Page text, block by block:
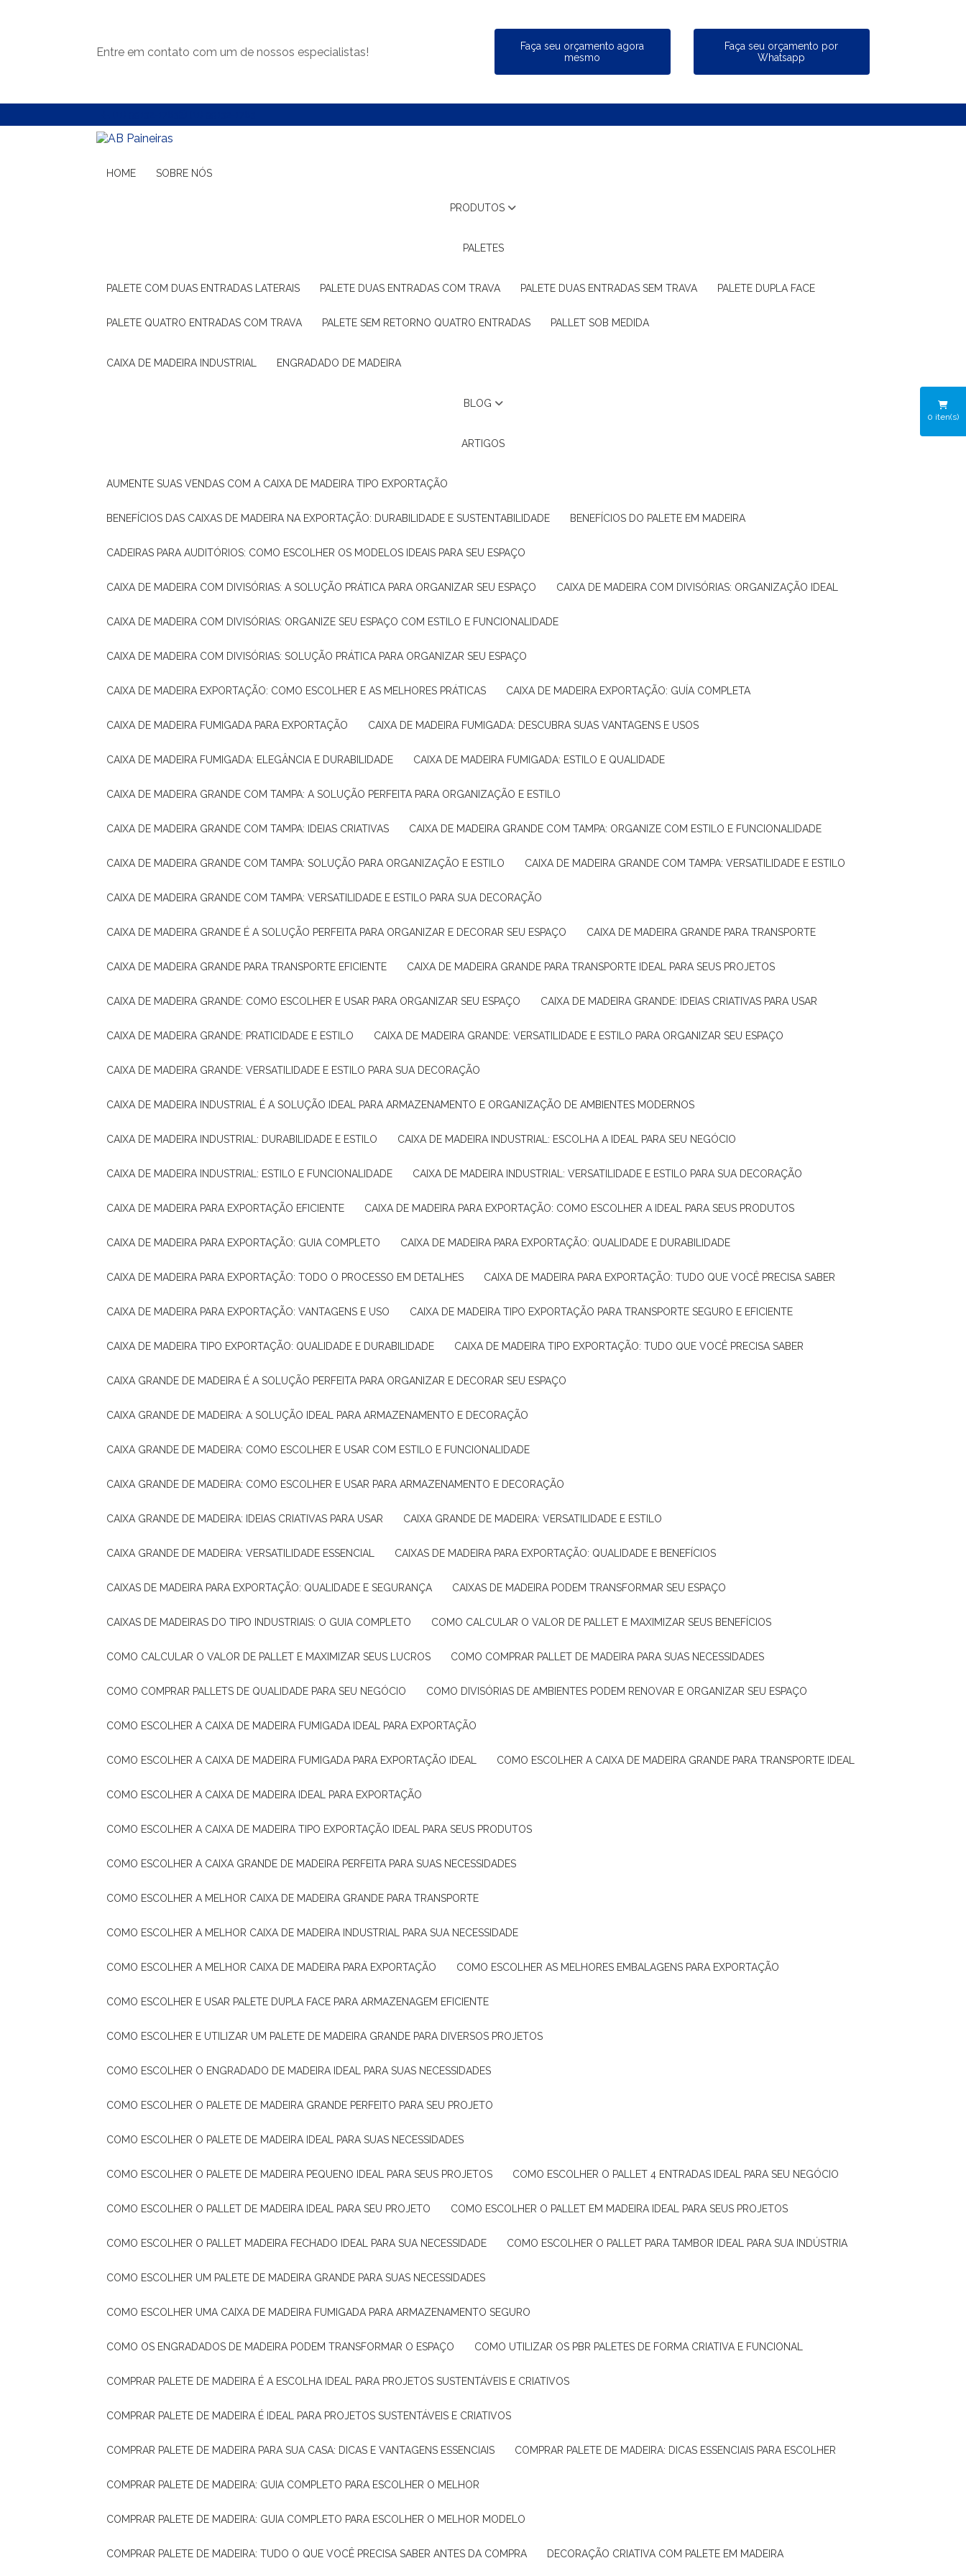
Entre em contato com um de nossos especialistas!
Faça seu orçamento agora
mesmo
Faça seu orçamento por
Whatsapp
HOME SOBRE NÓS
PRODUTOS
PALETES
PALETE COM DUAS ENTRADAS LATERAIS PALETE DUAS ENTRADAS COM TRAVA PALETE DUAS ENTRADAS SEM TRAVA PALETE DUPLA FACE
PALETE QUATRO ENTRADAS COM TRAVA PALETE SEM RETORNO QUATRO ENTRADAS PALLET SOB MEDIDA
CAIXA DE MADEIRA INDUSTRIAL ENGRADADO DE MADEIRA
BLOG
ARTIGOS
AUMENTE SUAS VENDAS COM A CAIXA DE MADEIRA TIPO EXPORTAÇÃO
BENEFÍCIOS DAS CAIXAS DE MADEIRA NA EXPORTAÇÃO: DURABILIDADE E SUSTENTABILIDADE BENEFÍCIOS DO PALETE EM MADEIRA
CADEIRAS PARA AUDITÓRIOS: COMO ESCOLHER OS MODELOS IDEAIS PARA SEU ESPAÇO
CAIXA DE MADEIRA COM DIVISÓRIAS: A SOLUÇÃO PRÁTICA PARA ORGANIZAR SEU ESPAÇO CAIXA DE MADEIRA COM DIVISÓRIAS: ORGANIZAÇÃO IDEAL
CAIXA DE MADEIRA COM DIVISÓRIAS: ORGANIZE SEU ESPAÇO COM ESTILO E FUNCIONALIDADE
CAIXA DE MADEIRA COM DIVISÓRIAS: SOLUÇÃO PRÁTICA PARA ORGANIZAR SEU ESPAÇO
CAIXA DE MADEIRA EXPORTAÇÃO: COMO ESCOLHER E AS MELHORES PRÁTICAS CAIXA DE MADEIRA EXPORTAÇÃO: GUÍA COMPLETA
CAIXA DE MADEIRA FUMIGADA PARA EXPORTAÇÃO CAIXA DE MADEIRA FUMIGADA: DESCUBRA SUAS VANTAGENS E USOS
CAIXA DE MADEIRA FUMIGADA: ELEGÂNCIA E DURABILIDADE CAIXA DE MADEIRA FUMIGADA: ESTILO E QUALIDADE
CAIXA DE MADEIRA GRANDE COM TAMPA: A SOLUÇÃO PERFEITA PARA ORGANIZAÇÃO E ESTILO
CAIXA DE MADEIRA GRANDE COM TAMPA: IDEIAS CRIATIVAS CAIXA DE MADEIRA GRANDE COM TAMPA: ORGANIZE COM ESTILO E FUNCIONALIDADE
CAIXA DE MADEIRA GRANDE COM TAMPA: SOLUÇÃO PARA ORGANIZAÇÃO E ESTILO CAIXA DE MADEIRA GRANDE COM TAMPA: VERSATILIDADE E ESTILO
CAIXA DE MADEIRA GRANDE COM TAMPA: VERSATILIDADE E ESTILO PARA SUA DECORAÇÃO
CAIXA DE MADEIRA GRANDE É A SOLUÇÃO PERFEITA PARA ORGANIZAR E DECORAR SEU ESPAÇO CAIXA DE MADEIRA GRANDE PARA TRANSPORTE
CAIXA DE MADEIRA GRANDE PARA TRANSPORTE EFICIENTE CAIXA DE MADEIRA GRANDE PARA TRANSPORTE IDEAL PARA SEUS PROJETOS
CAIXA DE MADEIRA GRANDE: COMO ESCOLHER E USAR PARA ORGANIZAR SEU ESPAÇO CAIXA DE MADEIRA GRANDE: IDEIAS CRIATIVAS PARA USAR
CAIXA DE MADEIRA GRANDE: PRATICIDADE E ESTILO CAIXA DE MADEIRA GRANDE: VERSATILIDADE E ESTILO PARA ORGANIZAR SEU ESPAÇO
CAIXA DE MADEIRA GRANDE: VERSATILIDADE E ESTILO PARA SUA DECORAÇÃO
CAIXA DE MADEIRA INDUSTRIAL É A SOLUÇÃO IDEAL PARA ARMAZENAMENTO E ORGANIZAÇÃO DE AMBIENTES MODERNOS
CAIXA DE MADEIRA INDUSTRIAL: DURABILIDADE E ESTILO CAIXA DE MADEIRA INDUSTRIAL: ESCOLHA A IDEAL PARA SEU NEGÓCIO
CAIXA DE MADEIRA INDUSTRIAL: ESTILO E FUNCIONALIDADE CAIXA DE MADEIRA INDUSTRIAL: VERSATILIDADE E ESTILO PARA SUA DECORAÇÃO
CAIXA DE MADEIRA PARA EXPORTAÇÃO EFICIENTE CAIXA DE MADEIRA PARA EXPORTAÇÃO: COMO ESCOLHER A IDEAL PARA SEUS PRODUTOS
CAIXA DE MADEIRA PARA EXPORTAÇÃO: GUIA COMPLETO CAIXA DE MADEIRA PARA EXPORTAÇÃO: QUALIDADE E DURABILIDADE
CAIXA DE MADEIRA PARA EXPORTAÇÃO: TODO O PROCESSO EM DETALHES CAIXA DE MADEIRA PARA EXPORTAÇÃO: TUDO QUE VOCÊ PRECISA SABER
CAIXA DE MADEIRA PARA EXPORTAÇÃO: VANTAGENS E USO CAIXA DE MADEIRA TIPO EXPORTAÇÃO PARA TRANSPORTE SEGURO E EFICIENTE
CAIXA DE MADEIRA TIPO EXPORTAÇÃO: QUALIDADE E DURABILIDADE CAIXA DE MADEIRA TIPO EXPORTAÇÃO: TUDO QUE VOCÊ PRECISA SABER
CAIXA GRANDE DE MADEIRA É A SOLUÇÃO PERFEITA PARA ORGANIZAR E DECORAR SEU ESPAÇO
CAIXA GRANDE DE MADEIRA: A SOLUÇÃO IDEAL PARA ARMAZENAMENTO E DECORAÇÃO
CAIXA GRANDE DE MADEIRA: COMO ESCOLHER E USAR COM ESTILO E FUNCIONALIDADE
CAIXA GRANDE DE MADEIRA: COMO ESCOLHER E USAR PARA ARMAZENAMENTO E DECORAÇÃO
CAIXA GRANDE DE MADEIRA: IDEIAS CRIATIVAS PARA USAR CAIXA GRANDE DE MADEIRA: VERSATILIDADE E ESTILO
CAIXA GRANDE DE MADEIRA: VERSATILIDADE ESSENCIAL CAIXAS DE MADEIRA PARA EXPORTAÇÃO: QUALIDADE E BENEFÍCIOS
CAIXAS DE MADEIRA PARA EXPORTAÇÃO: QUALIDADE E SEGURANÇA CAIXAS DE MADEIRA PODEM TRANSFORMAR SEU ESPAÇO
CAIXAS DE MADEIRAS DO TIPO INDUSTRIAIS: O GUIA COMPLETO COMO CALCULAR O VALOR DE PALLET E MAXIMIZAR SEUS BENEFÍCIOS
COMO CALCULAR O VALOR DE PALLET E MAXIMIZAR SEUS LUCROS COMO COMPRAR PALLET DE MADEIRA PARA SUAS NECESSIDADES
COMO COMPRAR PALLETS DE QUALIDADE PARA SEU NEGÓCIO COMO DIVISÓRIAS DE AMBIENTES PODEM RENOVAR E ORGANIZAR SEU ESPAÇO
COMO ESCOLHER A CAIXA DE MADEIRA FUMIGADA IDEAL PARA EXPORTAÇÃO
COMO ESCOLHER A CAIXA DE MADEIRA FUMIGADA PARA EXPORTAÇÃO IDEAL COMO ESCOLHER A CAIXA DE MADEIRA GRANDE PARA TRANSPORTE IDEAL
COMO ESCOLHER A CAIXA DE MADEIRA IDEAL PARA EXPORTAÇÃO
COMO ESCOLHER A CAIXA DE MADEIRA TIPO EXPORTAÇÃO IDEAL PARA SEUS PRODUTOS
COMO ESCOLHER A CAIXA GRANDE DE MADEIRA PERFEITA PARA SUAS NECESSIDADES
COMO ESCOLHER A MELHOR CAIXA DE MADEIRA GRANDE PARA TRANSPORTE
COMO ESCOLHER A MELHOR CAIXA DE MADEIRA INDUSTRIAL PARA SUA NECESSIDADE
COMO ESCOLHER A MELHOR CAIXA DE MADEIRA PARA EXPORTAÇÃO COMO ESCOLHER AS MELHORES EMBALAGENS PARA EXPORTAÇÃO
COMO ESCOLHER E USAR PALETE DUPLA FACE PARA ARMAZENAGEM EFICIENTE
COMO ESCOLHER E UTILIZAR UM PALETE DE MADEIRA GRANDE PARA DIVERSOS PROJETOS
COMO ESCOLHER O ENGRADADO DE MADEIRA IDEAL PARA SUAS NECESSIDADES
COMO ESCOLHER O PALETE DE MADEIRA GRANDE PERFEITO PARA SEU PROJETO
COMO ESCOLHER O PALETE DE MADEIRA IDEAL PARA SUAS NECESSIDADES
COMO ESCOLHER O PALETE DE MADEIRA PEQUENO IDEAL PARA SEUS PROJETOS COMO ESCOLHER O PALLET 4 ENTRADAS IDEAL PARA SEU NEGÓCIO
COMO ESCOLHER O PALLET DE MADEIRA IDEAL PARA SEU PROJETO COMO ESCOLHER O PALLET EM MADEIRA IDEAL PARA SEUS PROJETOS
COMO ESCOLHER O PALLET MADEIRA FECHADO IDEAL PARA SUA NECESSIDADE COMO ESCOLHER O PALLET PARA TAMBOR IDEAL PARA SUA INDÚSTRIA
COMO ESCOLHER UM PALETE DE MADEIRA GRANDE PARA SUAS NECESSIDADES
COMO ESCOLHER UMA CAIXA DE MADEIRA FUMIGADA PARA ARMAZENAMENTO SEGURO
COMO OS ENGRADADOS DE MADEIRA PODEM TRANSFORMAR O ESPAÇO COMO UTILIZAR OS PBR PALETES DE FORMA CRIATIVA E FUNCIONAL
COMPRAR PALETE DE MADEIRA É A ESCOLHA IDEAL PARA PROJETOS SUSTENTÁVEIS E CRIATIVOS
COMPRAR PALETE DE MADEIRA É IDEAL PARA PROJETOS SUSTENTÁVEIS E CRIATIVOS
COMPRAR PALETE DE MADEIRA PARA SUA CASA: DICAS E VANTAGENS ESSENCIAIS COMPRAR PALETE DE MADEIRA: DICAS ESSENCIAIS PARA ESCOLHER
COMPRAR PALETE DE MADEIRA: GUIA COMPLETO PARA ESCOLHER O MELHOR
COMPRAR PALETE DE MADEIRA: GUIA COMPLETO PARA ESCOLHER O MELHOR MODELO
COMPRAR PALETE DE MADEIRA: TUDO O QUE VOCÊ PRECISA SABER ANTES DA COMPRA DECORAÇÃO CRIATIVA COM PALETE EM MADEIRA
0 iten(s)